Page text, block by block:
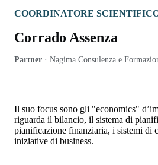
COORDINATORE
Corrado Assenza
Partner · Nagima Consulenza e
Il suo focus sono gli "economics"
riguarda il bilancio, il sistema di
pianificazione finanziaria, i sistemi di
iniziative di business.